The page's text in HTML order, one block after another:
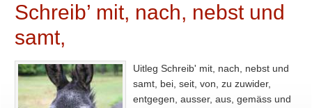
Schreib’ mit, nach, nebst und
samt,
Uitleg Schreib' mit, nach, nebst und
samt, bei, seit, von, zu zuwider,
entgegen, ausser, aus, gemäss und